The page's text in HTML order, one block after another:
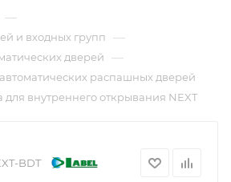
—
и входных групп —
дверей —
распашных дверей
для внутреннего открывания NEXT
BDT